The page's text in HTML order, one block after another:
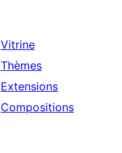
Vitrine
Thèmes
Extensions
Compositions